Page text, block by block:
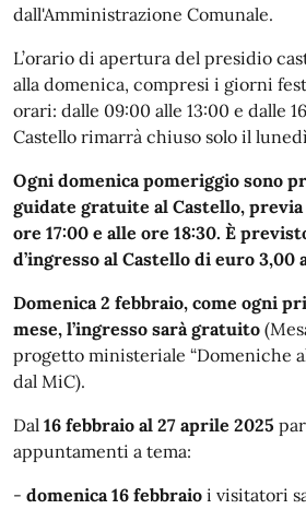
dall'Amministrazione Comunale.
L’orario di apertura del presidio
alla domenica, compresi i giorni
orari: dalle 09:00 alle 13:00 e dalle
Castello rimarrà chiuso solo il
Ogni domenica pomeriggio sono
guidate gratuite al Castello,
ore 17:00 e alle ore 18:30. È
d’ingresso al Castello di euro 3,00
Domenica 2 febbraio, come ogni
mese, l’ingresso sarà gratuito
progetto ministeriale “Domeniche
dal MiC).
Dal 16 febbraio al 27 aprile 2025
appuntamenti a tema:
- domenica 16 febbraio i visitatori